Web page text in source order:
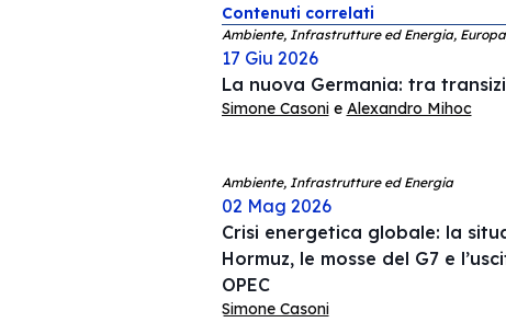
Contenuti correlati
Ambiente, Infrastrutture ed Energia,
17 Giu 2026
La nuova Germania: tra
Simone Casonie Alexandro Mihoc
Ambiente, Infrastrutture ed Energia
02 Mag 2026
Crisi energetica globale: la
Hormuz, le mosse del G7 e
OPEC
Simone Casoni